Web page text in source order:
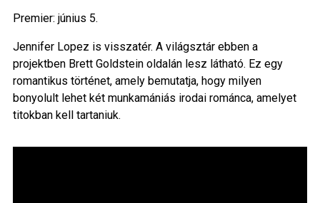
Premier: június 5.
Jennifer Lopez is visszatér. A világsztár ebben a
projektben Brett Goldstein oldalán lesz látható. Ez egy
romantikus történet, amely bemutatja, hogy milyen
bonyolult lehet két munkamániás irodai románca, amelyet
titokban kell tartaniuk.